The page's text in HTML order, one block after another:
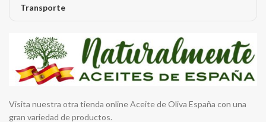
Transporte
Visita nuestra otra tienda online Aceite de Oliva España con una
gran variedad de productos.